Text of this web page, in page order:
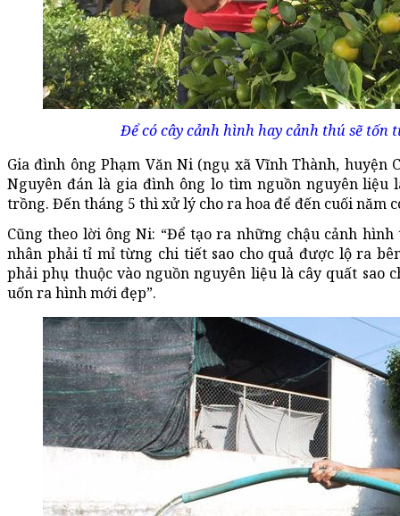
Để có cây cảnh hình hay cảnh thú sẽ tốn
Gia đình ông Phạm Văn Ni (ngụ xã Vĩnh Thành, huyện
Nguyên đán là gia đình ông lo tìm nguồn nguyên liệu
trồng. Đến tháng 5 thì xử lý cho ra hoa để đến cuối năm
Cũng theo lời ông Ni: “Để tạo ra những chậu cảnh
nhân phải tỉ mỉ từng chi tiết sao cho quả được lộ ra
phải phụ thuộc vào nguồn nguyên liệu là cây quất sao
uốn ra hình mới đẹp”.